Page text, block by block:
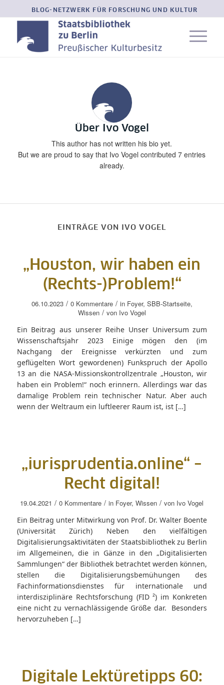
BLOG-NETZWERK FÜR FORSCHUNG UND KULTUR
Über
Ivo Vogel
This author has not written his bio yet.
But we are proud to say that Ivo Vogel contributed 7 entries
already.
EINTRÄGE VON IVO VOGEL
„Houston, wir haben ein
(Rechts-)Problem!“
06.10.2023 / 0 Kommentare / in Foyer, SBB-Startseite,
Wissen / von Ivo Vogel
Ein Beitrag aus unserer Reihe Unser Universum zum
Wissenschaftsjahr 2023 Einige mögen den (im
Nachgang der Ereignisse verkürzten und zum
geflügelten Wort gewordenen) Funkspruch der Apollo
13 an die NASA-Missionskontrollzentrale „Houston, wir
haben ein Problem!“ noch erinnern. Allerdings war das
damalige Problem rein technischer Natur. Aber auch
wenn der Weltraum ein luftleerer Raum ist, ist […]
„iurisprudentia.online“ –
Recht digital!
19.04.2021 / 0 Kommentare / in Foyer,Wissen / von Ivo Vogel
Ein Beitrag unter Mitwirkung von Prof. Dr. Walter Boente
(Universität Zürich) Neben den vielfältigen
Digitalisierungsaktivitäten der Staatsbibliothek zu Berlin
im Allgemeinen, die in Gänze in den „Digitalisierten
Sammlungen“ der Bibliothek betrachtet werden können,
stellen die Digitalisierungsbemühungen des
Fachinformationsdienstes für internationale und
interdisziplinäre Rechtsforschung (FID ²) im Konkreten
eine nicht zu vernachlässigende Größe dar. Besonders
hervorzuheben […]
Digitale Lektüretipps 60: